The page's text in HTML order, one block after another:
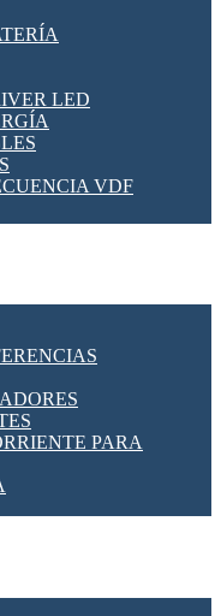
LED
VDF
PARA